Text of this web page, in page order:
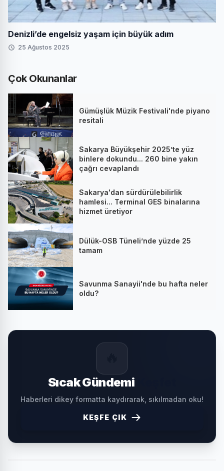
Denizli’de engelsiz yaşam için büyük adım
25 Ağustos 2025
Çok Okunanlar
Gümüşlük Müzik Festivali'nde piyano
resitali
Sakarya Büyükşehir 2025’te yüz
binlere dokundu... 260 bine yakın
çağrı cevaplandı
Sakarya'dan sürdürülebilirlik
hamlesi... Terminal GES binalarına
hizmet üretiyor
Dülük-OSB Tüneli’nde yüzde 25
tamam
Savunma Sanayii'nde bu hafta neler
oldu?
Sıcak Gündemi
Haberleri dikey formatta kaydırarak, sıkılmadan oku!
KEŞFE ÇIK